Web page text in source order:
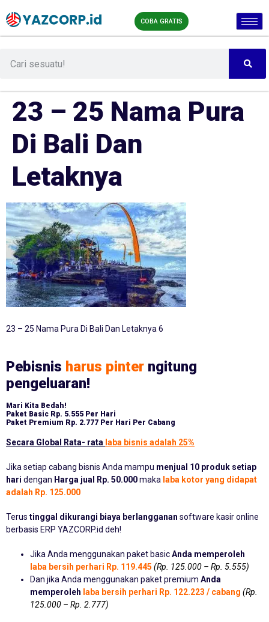
COBA GRATIS
23 – 25 Nama Pura
Di Bali Dan
Letaknya
23 – 25 Nama Pura Di Bali Dan Letaknya 6
Pebisnis harus pinter ngitung
pengeluaran!
Mari Kita Bedah!
Paket Basic Rp. 5.555 Per Hari
Paket Premium Rp. 2.777 Per Hari Per Cabang
Secara Global Rata- rata laba bisnis adalah 25%
Jika setiap cabang bisnis Anda mampu menjual 10 produk setiap
hari dengan Harga jual Rp. 50.000maka laba kotor yang didapat
adalah Rp. 125.000
Terus tinggal dikurangi biaya berlangganan software kasir online
berbasis ERP YAZCORP.id deh!
Jika Anda menggunakan paket basicAnda memperoleh
laba bersih perhari Rp. 119.445 (Rp. 125.000 – Rp. 5.555)
Dan jika Anda menggunakan paket premium Anda
memperoleh laba bersih perhari Rp. 122.223 / cabang (Rp.
125.000 – Rp. 2.777)